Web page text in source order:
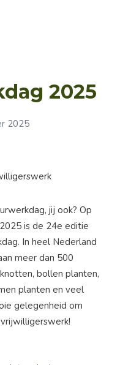
2025
2025
jij ook? Op
is de 24e editie
In heel Nederland
meer dan 500
bollen planten,
planten en veel
gelegenheid om